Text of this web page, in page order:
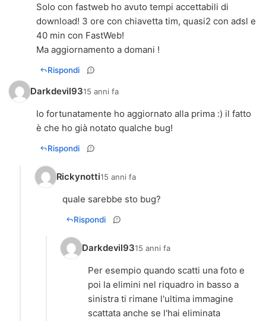
Solo con fastweb ho avuto tempi accettabili di
download! 3 ore con chiavetta tim, quasi2 con adsl e
40 min con FastWeb!
Ma aggiornamento a domani !
Rispondi
Darkdevil9315 anni fa
Io fortunatamente ho aggiornato alla prima :) il fatto
è che ho già notato qualche bug!
Rispondi
Rickynotti15 anni fa
quale sarebbe sto bug?
Rispondi
Darkdevil9315 anni fa
Per esempio quando scatti una foto e
poi la elimini nel riquadro in basso a
sinistra ti rimane l'ultima immagine
scattata anche se l'hai eliminata